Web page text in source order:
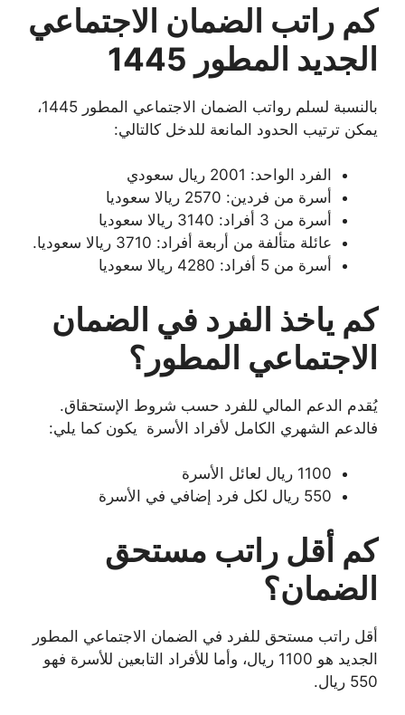
كم راتب الضمان الاجتماعي
الجديد المطور 1445
بالنسبة لسلم رواتب الضمان الاجتماعي المطور 1445،
يمكن ترتيب الحدود المانعة للدخل كالتالي:
الفرد الواحد: 2001 ريال سعودي
أسرة من فردين: 2570 ريالا سعوديا
أسرة من 3 أفراد: 3140 ريالا سعوديا
عائلة متألفة من أربعة أفراد: 3710 ريالا سعوديا.
أسرة من 5 أفراد: 4280 ريالا سعوديا
كم ياخذ الفرد في الضمان
الاجتماعي المطور؟
يُقدم الدعم المالي للفرد حسب شروط الإستحقاق.
فالدعم الشهري الكامل لأفراد الأسرة يكون كما يلي:
1100 ريال لعائل الأسرة
550 ريال لكل فرد إضافي في الأسرة
كم أقل راتب مستحق
الضمان؟
أقل راتب مستحق للفرد في الضمان الاجتماعي المطور
الجديد هو 1100 ريال، وأما للأفراد التابعين للأسرة فهو
550 ريال.